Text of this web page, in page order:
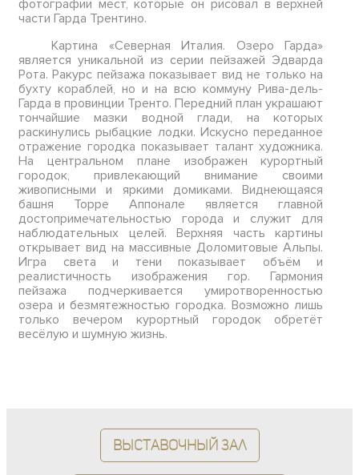
фотографии мест, которые он рисовал в верхней
части Гарда Трентино.
Картина «Северная Италия. Озеро Гарда»
является уникальной из серии пейзажей Эдварда
Рота. Ракурс пейзажа показывает вид не только на
бухту кораблей, но и на всю коммуну Рива-дель-
Гарда в провинции Тренто. Передний план украшают
тончайшие мазки водной глади, на которых
раскинулись рыбацкие лодки. Искусно переданное
отражение городка показывает талант художника.
На центральном плане изображен курортный
городок, привлекающий внимание своими
живописными и яркими домиками. Виднеющаяся
башня Торре Аппонале является главной
достопримечательностью города и служит для
наблюдательных целей. Верхняя часть картины
открывает вид на массивные Доломитовые Альпы.
Игра света и тени показывает объём и
реалистичность изображения гор. Гармония
пейзажа подчеркивается умиротворенностью
озера и безмятежностью городка. Возможно лишь
только вечером курортный городок обретёт
весёлую и шумную жизнь.
Выставочный зал